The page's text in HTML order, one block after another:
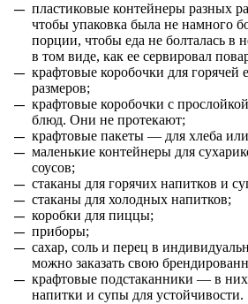
пластиковые контейнеры разных
чтобы упаковка была не намного
порции, чтобы еда не болталась в
в том виде, как ее сервировал
крафтовые коробочки для
размеров;
крафтовые коробочки с
блюд. Они не протекают;
крафтовые пакеты — для хлеба
маленькие контейнеры для
соусов;
стаканы для горячих напитков и
стаканы для холодных напитков;
коробки для пиццы;
приборы;
сахар, соль и перец в
можно заказать свою
крафтовые подстаканники — в
напитки и супы для устойчивости.